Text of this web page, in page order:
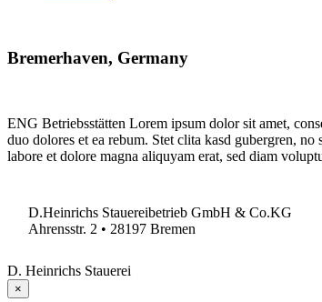
Bremerhaven, Germany
ENG Betriebsstätten Lorem ipsum dolor sit amet,
duo dolores et ea rebum. Stet clita kasd gubergren,
labore et dolore magna aliquyam erat, sed diam
D.Heinrichs Stauereibetrieb GmbH & Co.KG
Ahrensstr. 2 • 28197 Bremen
D. Heinrichs Stauerei
×